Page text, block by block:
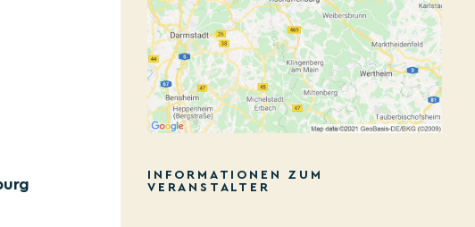
INFORMATIONEN ZUM
VERANSTALTER